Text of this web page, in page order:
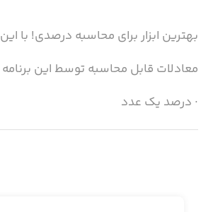
بهترین ابزار برای محاسبه درصدی! با این برنامه می‌توانید به ۱۲
معادلات قابل محاسبه توسط این برنامه
· درصد یک عدد
· درصد تغییر